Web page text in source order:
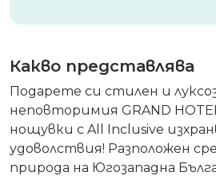
Какво представлява
Подарете си стилен и
неповторимия GRAND
нощувки с All Inclusive
удоволствия! Разположен
природа на Югозападна